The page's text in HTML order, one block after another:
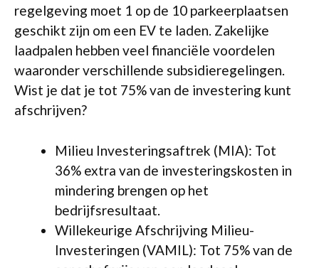
regelgeving moet 1 op de 10 parkeerplaatsen
geschikt zijn om een EV te laden. Zakelijke
laadpalen hebben veel financiële voordelen
waaronder verschillende subsidieregelingen.
Wist je dat je tot 75% van de investering kunt
afschrijven?
Milieu Investeringsaftrek (MIA): Tot
36% extra van de investeringskosten in
mindering brengen op het
bedrijfsresultaat.
Willekeurige Afschrijving Milieu-
Investeringen (VAMIL): Tot 75% van de